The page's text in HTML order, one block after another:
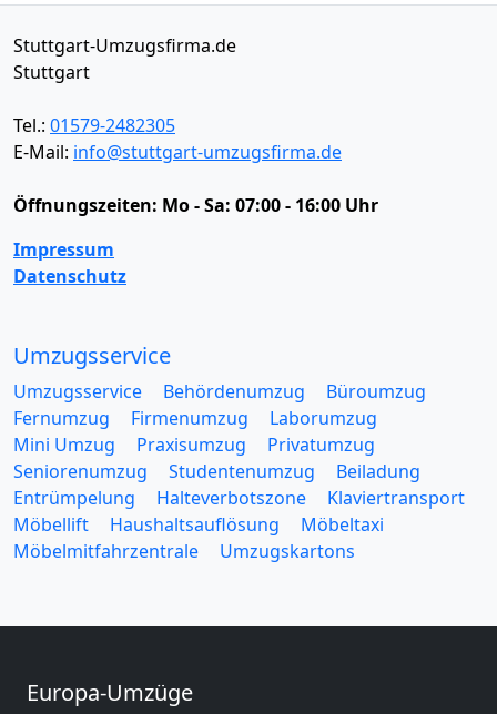
Stuttgart-Umzugsfirma.de
Stuttgart
Tel.: 01579-2482305
E-Mail: info@stuttgart-umzugsfirma.de
Öffnungszeiten: Mo - Sa: 07:00 - 16:00 Uhr
Impressum
Datenschutz
Umzugsservice
Umzugsservice Behördenumzug
Büroumzug
Fernumzug
Firmenumzug
Laborumzug
Mini Umzug
Praxisumzug
Privatumzug
Seniorenumzug
Studentenumzug
Beiladung
Entrümpelung
Halteverbotszone
Klaviertransport
Möbellift
Haushaltsauflösung
Möbeltaxi
Möbelmitfahrzentrale
Umzugskartons
Europa-Umzüge